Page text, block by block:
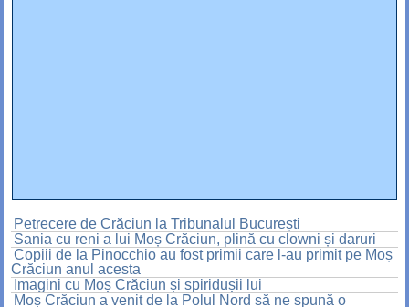
Petrecere de Crăciun la Tribunalul București
Sania cu reni a lui Moș Crăciun, plină cu clowni și daruri
Copiii de la Pinocchio au fost primii care l-au primit pe Moș
Crăciun anul acesta
Imagini cu Moș Crăciun și spiridușii lui
Moș Crăciun a venit de la Polul Nord să ne spună o